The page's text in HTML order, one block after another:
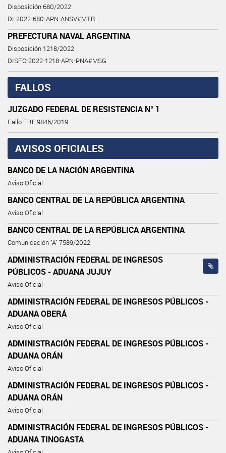
Disposición 680/2022
DI-2022-680-APN-ANSV#MTR
PREFECTURA NAVAL ARGENTINA
Disposición 1218/2022
DISFC-2022-1218-APN-PNA#MSG
FALLOS
JUZGADO FEDERAL DE RESISTENCIA N° 1
Fallo FRE 9846/2019
AVISOS OFICIALES
BANCO DE LA NACIÓN ARGENTINA
Aviso Oficial
BANCO CENTRAL DE LA REPÚBLICA ARGENTINA
Aviso Oficial
BANCO CENTRAL DE LA REPÚBLICA ARGENTINA
Comunicación "A" 7589/2022
ADMINISTRACIÓN FEDERAL DE INGRESOS
PÚBLICOS - ADUANA JUJUY
Aviso Oficial
ADMINISTRACIÓN FEDERAL DE INGRESOS PÚBLICOS -
ADUANA OBERÁ
Aviso Oficial
ADMINISTRACIÓN FEDERAL DE INGRESOS PÚBLICOS -
ADUANA ORÁN
Aviso Oficial
ADMINISTRACIÓN FEDERAL DE INGRESOS PÚBLICOS -
ADUANA ORÁN
Aviso Oficial
ADMINISTRACIÓN FEDERAL DE INGRESOS PÚBLICOS -
ADUANA TINOGASTA